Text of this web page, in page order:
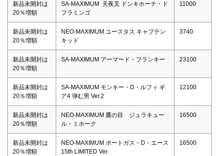
新品未開封は
20％増額
SA-MAXIMUM 天夜叉 ドンキホーテ・ド
フラミンゴ
11000
新品未開封は
20％増額
NEO-MAXIMUM ユースタス キャプテン
キッド
3740
新品未開封は
20％増額
SA-MAXIMUM アーマード・フランキー 23100
新品未開封は
20％増額
SA-MAXIMUM モンキー・D・ルフィ ギ
ア4 弾む男 Ver.2
12100
新品未開封は
20％増額
NEO-MAXIMUM 鷹の目 ジュラキュー
ル・ミホーク
16500
新品未開封は
20％増額
NEO-MAXIMUM ポートガス・D・エース
15th LIMITED Ver.
16500